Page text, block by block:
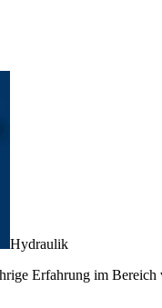
Hydraulik
Erfahrung im